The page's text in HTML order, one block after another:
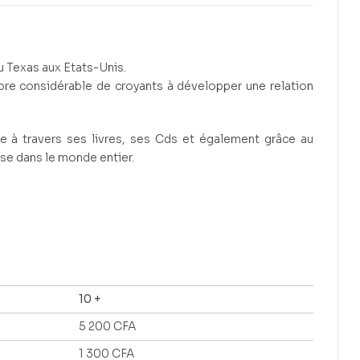
Texas aux Etats-Unis.
considérable de croyants à développer une relation
à travers ses livres, ses Cds et également grâce au
dans le monde entier.
10 +
5 200 CFA
1 300 CFA